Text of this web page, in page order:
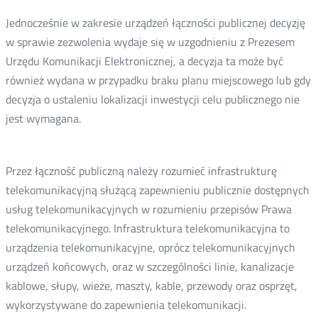
Jednocześnie w zakresie urządzeń łączności publicznej decyzję
w sprawie zezwolenia wydaje się w uzgodnieniu z Prezesem
Urzędu Komunikacji Elektronicznej, a decyzja ta może być
również wydana w przypadku braku planu miejscowego lub gdy
decyzja o ustaleniu lokalizacji inwestycji celu publicznego nie
jest wymagana.
Przez łączność publiczną należy rozumieć infrastrukturę
telekomunikacyjną służącą zapewnieniu publicznie dostępnych
usług telekomunikacyjnych w rozumieniu przepisów Prawa
telekomunikacyjnego. Infrastruktura telekomunikacyjna to
urządzenia telekomunikacyjne, oprócz telekomunikacyjnych
urządzeń końcowych, oraz w szczególności linie, kanalizacje
kablowe, słupy, wieże, maszty, kable, przewody oraz osprzęt,
wykorzystywane do zapewnienia telekomunikacji.